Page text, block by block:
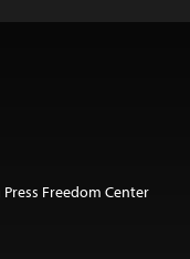
Freedom Center